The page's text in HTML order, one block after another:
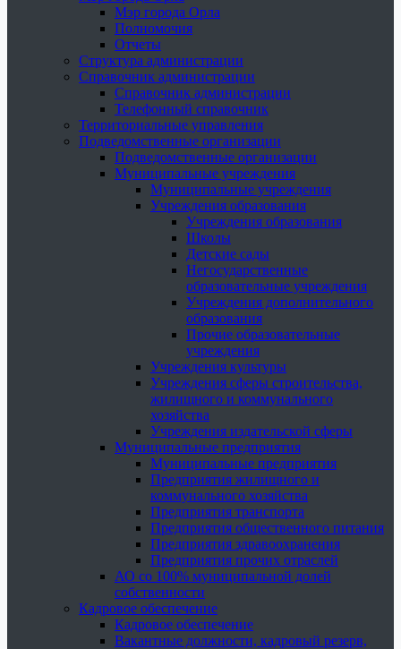
Мэр города Орла
Полномочия
Отчеты
Структура администрации
Справочник администрации
Справочник администрации
Телефонный справочник
Территориальные управления
Подведомственные организации
Подведомственные организации
Муниципальные учреждения
Муниципальные учреждения
Учреждения образования
Учреждения образования
Школы
Детские сады
Негосударственные
образовательные учреждения
Учреждения дополнительного
образования
Прочие образовательные
учреждения
Учреждения культуры
Учреждения сферы строительства,
жилищного и коммунального
хозяйства
Учреждения издательской сферы
Муниципальные предприятия
Муниципальные предприятия
Предприятия жилищного и
коммунального хозяйства
Предприятия транспорта
Предприятия общественного питания
Предприятия здравоохранения
Предприятия прочих отраслей
АО со 100% муниципальной долей
собственности
Кадровое обеспечение
Кадровое обеспечение
Вакантные должности, кадровый резерв,